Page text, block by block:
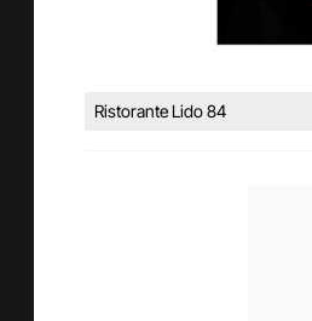
Ristorante Lido 84